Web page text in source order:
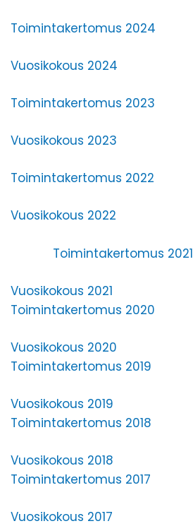
Toimintakertomus 2024
Vuosikokous 2024
Toimintakertomus 2023
Vuosikokous 2023
Toimintakertomus 2022
Vuosikokous 2022
Toimintakertomus 2021
Vuosikokous 2021
Toimintakertomus 2020
Vuosikokous 2020
Toimintakertomus 2019
Vuosikokous 2019
Toimintakertomus 2018
Vuosikokous 2018
Toimintakertomus 2017
Vuosikokous 2017